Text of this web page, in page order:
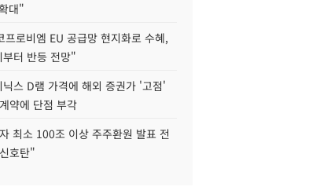
대"
로비엠 EU 공급망 현지화로 수혜,
터 반등 전망"
스 D램 가격에 해외 증권가 '고점'
약에 단점 부각
최소 100조 이상 주주환원 발표 전
호탄"